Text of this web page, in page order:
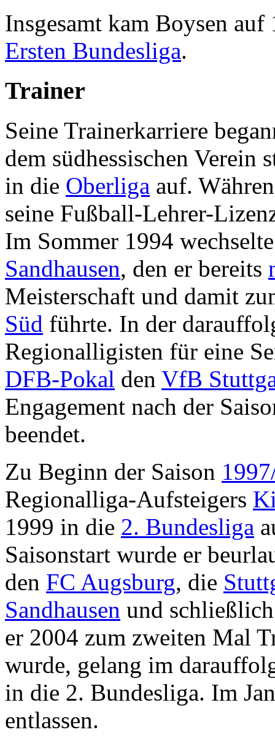
Insgesamt kam Boysen
Ersten Bundesliga.
Trainer
Seine Trainerkarriere
dem südhessischen Verein
in die Oberliga auf.
seine Fußball-Lehrer-
Im Sommer 1994
Sandhausen, den er bereits
Meisterschaft und damit
Süd führte. In der
Regionalligisten für eine
DFB-Pokal den VfB
Engagement nach der
beendet.
Zu Beginn der Saison
Regionalliga-Aufsteigers
1999 in die 2. Bundesliga
Saisonstart wurde er
den FC Augsburg, die
Sandhausen und
er 2004 zum zweiten Mal
wurde, gelang im
in die 2. Bundesliga. Im
entlassen.